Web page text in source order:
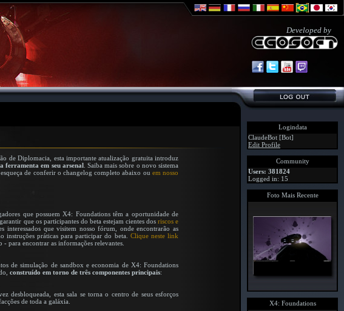
Developed by
de Diplomacia, esta importante atualização gratuita introduz
ferramenta em seu arsenal. Saiba mais sobre o novo sistema
de conferir o changelog completo abaixo ou em nosso
que possuem X4: Foundations têm a oportunidade de
que os participantes do beta estejam cientes dos riscos e
interessados que visitem nosso fórum, onde encontrarão as
instruções práticas para participar do beta. Clique neste link
- para encontrar as informações relevantes.
de simulação de sandbox e economia de X4: Foundations
construído em torno de três componentes principais:
desbloqueada, esta sala se torna o centro de seus esforços
de toda a galáxia.
Logindata
ClaudeBot [Bot]
Edit Profile
Community
Users: 381824
Logged in: 15
Foto Mais Recente
X4: Foundations